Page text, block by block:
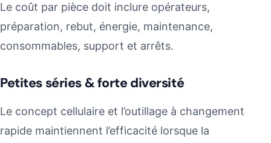
Le coût par pièce doit inclure opérateurs,
préparation, rebut, énergie, maintenance,
consommables, support et arrêts.
Petites séries & forte diversité
Le concept cellulaire et l’outillage à changement
rapide maintiennent l’efficacité lorsque la